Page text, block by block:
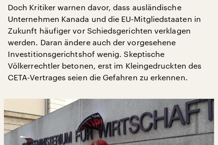
Doch Kritiker warnen davor, dass ausländische
Unternehmen Kanada und die EU-Mitgliedstaaten in
Zukunft häufiger vor Schiedsgerichten verklagen
werden. Daran ändere auch der vorgesehene
Investitionsgerichtshof wenig. Skeptische
Völkerrechtler betonen, erst im Kleingedruckten des
CETA-Vertrages seien die Gefahren zu erkennen.